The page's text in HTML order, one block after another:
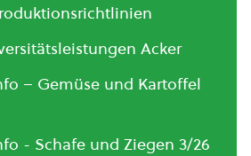
Acker
– Gemüse und Kartoffel
- Schafe und Ziegen 3/26